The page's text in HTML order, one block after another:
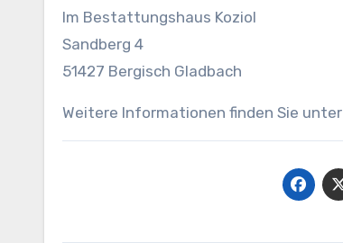
Im Bestattungshaus Koziol
Sandberg 4
51427 Bergisch Gladbach
Weitere Informationen finden Sie unter